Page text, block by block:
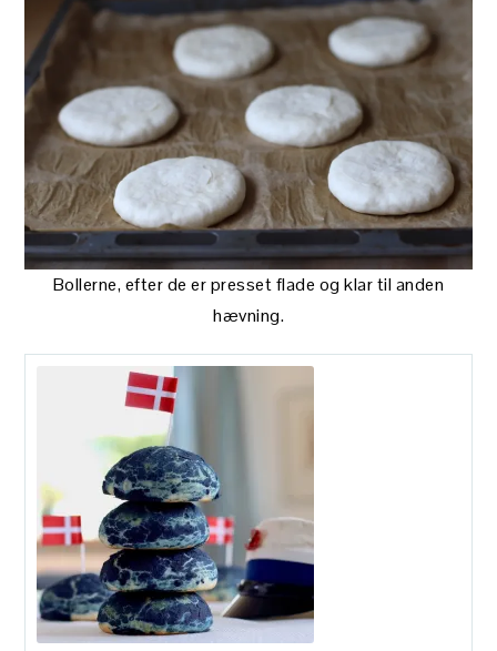
Bollerne, efter de er presset flade og klar til anden
hævning.